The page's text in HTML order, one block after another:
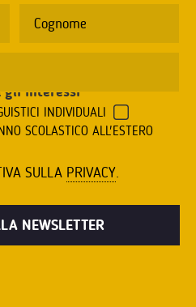
gli interessi
INDIVIDUALI
SCOLASTICO ALL'ESTERO
SULLA PRIVACY.